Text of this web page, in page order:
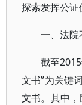
探索发挥公证
一、法院
截至
文书”为关键
文书。其中